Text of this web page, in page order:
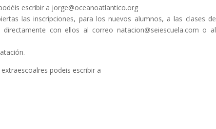
escribir a jorge@oceanoatlantico.org
las inscripciones, para los nuevos alumnos, a las clases de
con ellos al correo natacion@seiescuela.com o al
podeis escribir a